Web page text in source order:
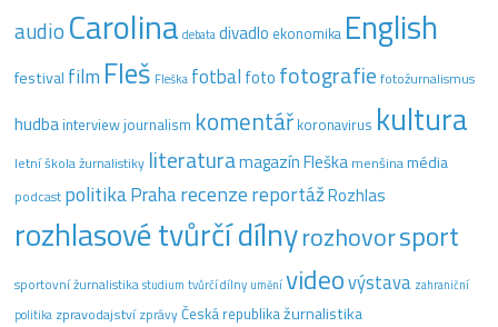
audio Carolina debata divadlo ekonomika English
festival film Fleš Fleška fotbal foto fotografie fotožurnalismus
hudba interview journalism komentář koronavirus kultura
letní škola žurnalistiky literaturamagazín Fleška menšinamédia
podcast politikaPraharecenzereportážRozhlas
rozhlasové tvůrčí dílnyrozhovorsport
sportovní žurnalistika studium tvůrčí dílny uměnívideovýstava zahraniční
politika zpravodajstvízprávyČeská republikažurnalistika